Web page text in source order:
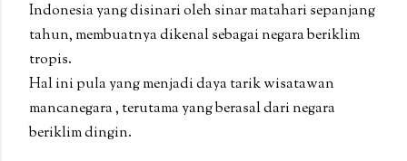
Indonesia yang disinari oleh sinar matahari sepanjang
tahun, membuatnya dikenal sebagai negara beriklim
tropis.
Hal ini pula yang menjadi daya tarik wisatawan
mancanegara , terutama yang berasal dari negara
beriklim dingin.